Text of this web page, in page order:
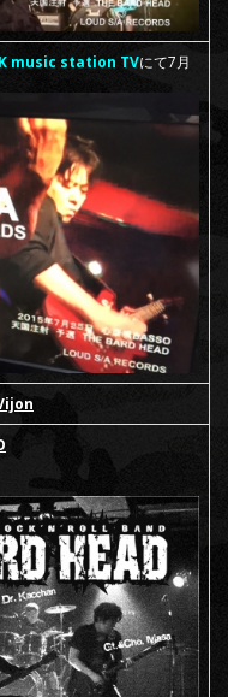
music station TVにて7月